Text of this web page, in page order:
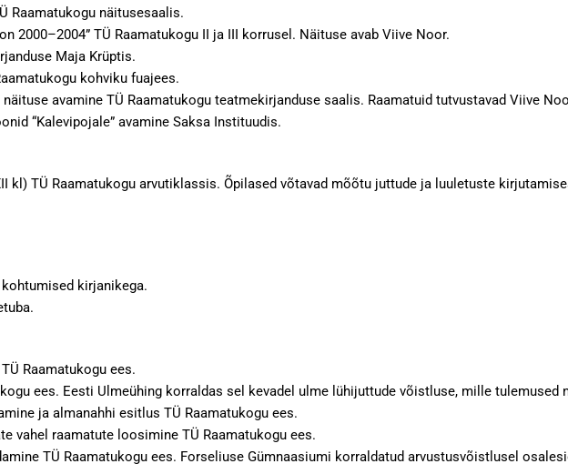
Raamatukogu näitusesaalis.
2000–2004” TÜ Raamatukogu II ja III korrusel. Näituse avab Viive Noor.
Maja Krüptis.
kohviku fuajees.
avamine TÜ Raamatukogu teatmekirjanduse saalis. Raamatuid tutvustavad Viive
“Kalevipojale” avamine Saksa Instituudis.
kl) TÜ Raamatukogu arvutiklassis. Õpilased võtavad mõõtu juttude ja luuletuste
kirjanikega.
Raamatukogu ees.
ees. Eesti Ulmeühing korraldas sel kevadel ulme lühijuttude võistluse, mille tulemused
ja almanahhi esitlus TÜ Raamatukogu ees.
vahel raamatute loosimine TÜ Raamatukogu ees.
TÜ Raamatukogu ees. Forseliuse Gümnaasiumi korraldatud arvustusvõistlusel